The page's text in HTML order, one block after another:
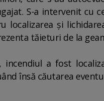
S-a intervenit cu
localizarea şi
tăieturi de la
incendiul a fost
însă căutarea